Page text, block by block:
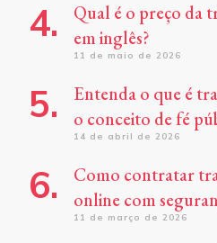
Qual é o preço da
em inglês?
11 de maio de 2026
Entenda o que é
o conceito de fé
14 de abril de 2026
Como contratar
online com
11 de março de 2026